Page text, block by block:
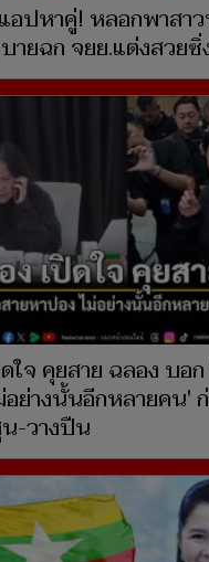
ปหาคู่! หลอกพาสา
ายฉก จยย.แต่งสวย
ใจ คุยสาย ฉลอง บอ
อย่างนั้นอีกหลายคน'
-วางปืน